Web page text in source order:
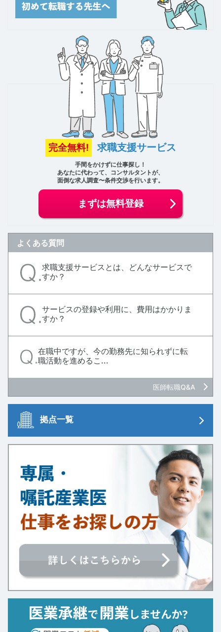
完全無料! 求職支援サービス
手間をかけずに仕事探し！
あなたに代わって、コンサルタントが、
面倒な求人調査〜条件交渉を行います。
まずは無料登録
よくある質問
求職支援サービスとは、どんなサービスで
すか？
サービスの登録や利用に、費用はかかりま
すか？
在職中ですが、今の勤務先に知られずに転
職活動を進めるこ...
医師転職Q&A
拠点一覧